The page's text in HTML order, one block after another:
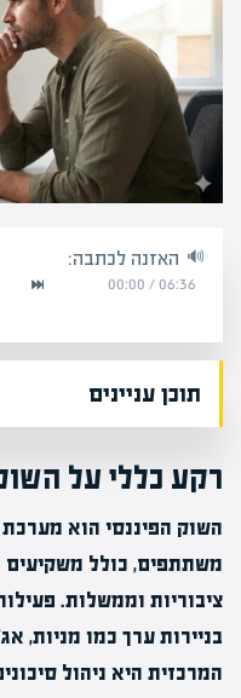
האזנה לכתבה:
06:36
/
00:00
תוכן עניינים
רקע כללי על
השוק הפיננסי הוא
משתתפים, כולל משקיעים
ציבוריות וממשלות.
בניירות ערך כמו מניות,
המרכזית היא ניהול